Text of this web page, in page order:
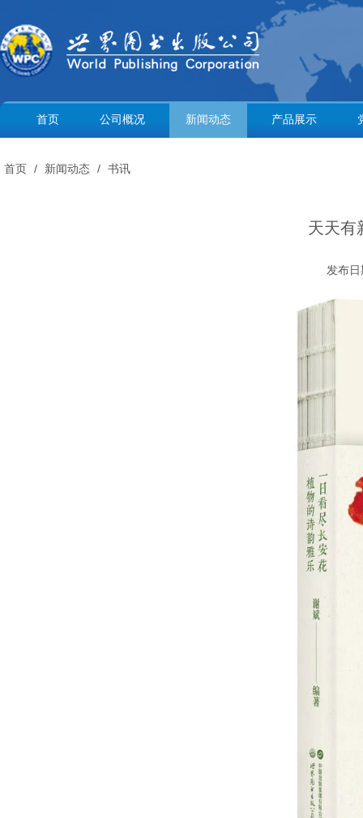
首页 公司概况 新闻动态 产品展示
首页 / 新闻动态 / 书讯
天天有
发布